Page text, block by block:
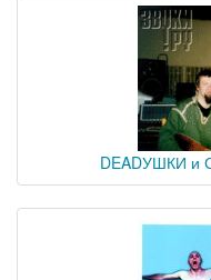
DEADУШКИ и